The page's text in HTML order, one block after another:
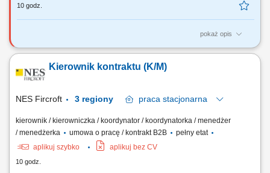
10 godz.
pokaż opis
Zakres obowiązków: prowadzenie dokumentacji budowy; bezpośredni
terminowością wykonanych prac; weryfikacja dokumentacji projektowej
oraz zgłaszanie nieścisłości w dokumentacji; nadzór nad koordynacją
Kierownik kontraktu (K/M)
NES Fircroft praca stacjonarna
kierownik / kierowniczka / koordynator / koordynatorka / menedżer
/ menedżerka
umowa o pracę / kontrakt B2B
pełny etat
aplikuj szybko
aplikuj bez CV
10 godz.